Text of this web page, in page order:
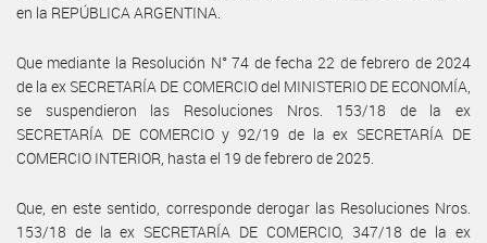
en la REPÚBLICA ARGENTINA.
Que mediante la Resolución N° 74 de fecha 22 de febrero de 2024
de la ex SECRETARÍA DE COMERCIO del MINISTERIO DE ECONOMÍA,
se suspendieron las Resoluciones Nros. 153/18 de la ex
SECRETARÍA DE COMERCIO y 92/19 de la ex SECRETARÍA DE
COMERCIO INTERIOR, hasta el 19 de febrero de 2025.
Que, en este sentido, corresponde derogar las Resoluciones Nros.
153/18 de la ex SECRETARÍA DE COMERCIO, 347/18 de la ex